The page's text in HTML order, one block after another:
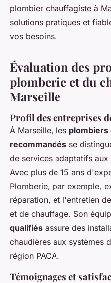
plombier chauffagiste à
solutions pratiques et
vos besoins.
Évaluation des
plomberie et du
Marseille
Profil des entreprises
À Marseille, les plombiers
recommandés se
de services adaptatifs aux
Avec plus de 15 ans
Plomberie, par exemple,
réparation, et l'entretien
et de chauffage. Son
qualifiés assure des
chaudières aux systèmes
région PACA.
Témoignages et